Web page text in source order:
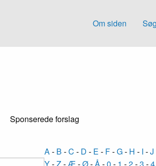
Om siden
Sponserede forslag
A- B -C - D - E - F-G- H - I -J